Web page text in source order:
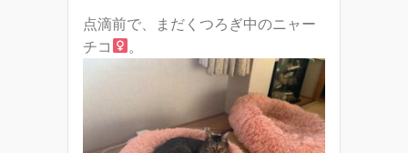
点滴前で、まだくつろぎ中のニャー
チコ
。